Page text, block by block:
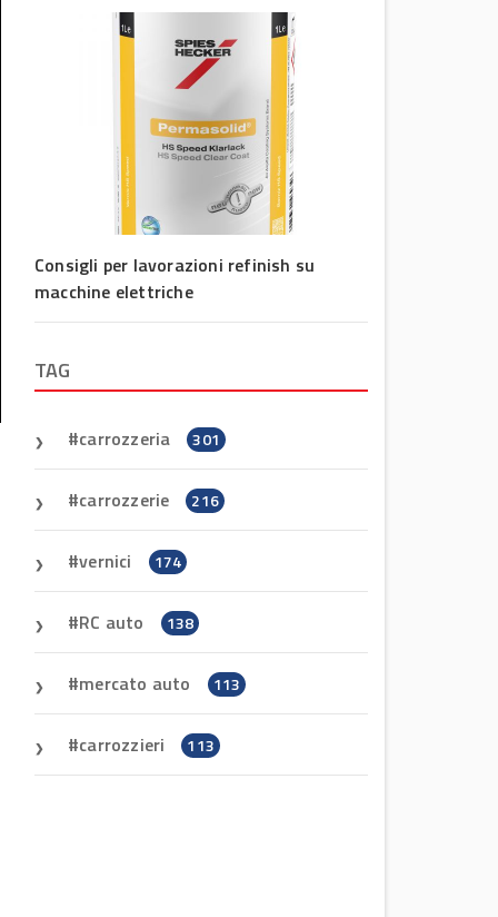
Consigli per lavorazioni refinish su
macchine elettriche
TAG
carrozzeria 301
carrozzerie 216
vernici 174
RC auto 138
mercato auto 113
carrozzieri 113